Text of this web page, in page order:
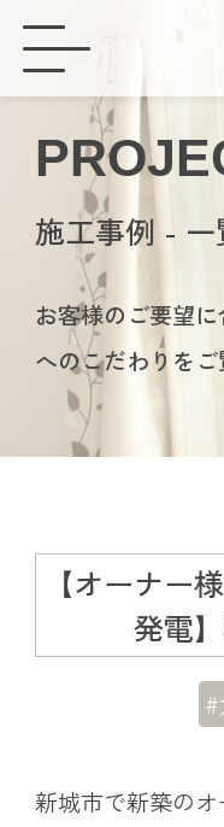
施工事例 - 一
お客様のご要望
へのこだわりをご
【オーナー
発電
新城市で新築の